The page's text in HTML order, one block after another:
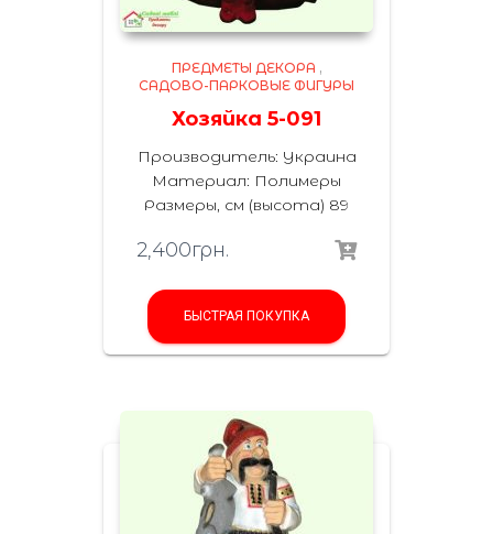
ПРЕДМЕТЫ ДЕКОРА ,
САДОВО-ПАРКОВЫЕ ФИГУРЫ
Хозяйка 5-091
Производитель: Украина
Материал: Полимеры
Размеры, см (высота) 89
2,400грн.
БЫСТРАЯ ПОКУПКА